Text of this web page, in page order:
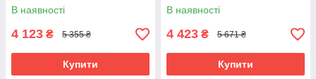
В наявності
4 123 ₴ 5 355 ₴
Купити
В наявності
4 423 ₴ 5 671 ₴
Купити